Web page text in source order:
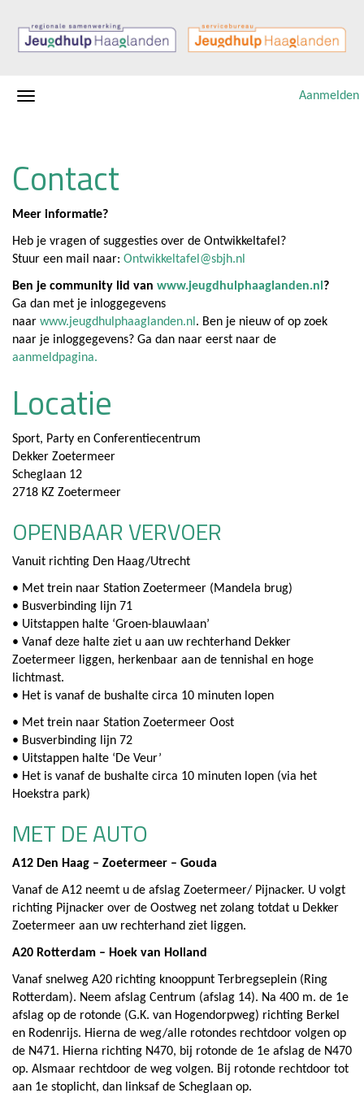
Aanmelden
Contact
Meer informatie?
Heb je vragen of suggesties over de Ontwikkeltafel?
Stuur een mail naar: Ontwikkeltafel@sbjh.nl
Ben je community lid van www.jeugdhulphaaglanden.nl?
Ga dan met je inloggegevens
naar www.jeugdhulphaaglanden.nl. Ben je nieuw of op zoek
naar je inloggegevens? Ga dan naar eerst naar de
aanmeldpagina.
Locatie
Sport, Party en Conferentiecentrum
Dekker Zoetermeer
Scheglaan 12
2718 KZ Zoetermeer
OPENBAAR VERVOER
Vanuit richting Den Haag/Utrecht
• Met trein naar Station Zoetermeer (Mandela brug)
• Busverbinding lijn 71
• Uitstappen halte ‘Groen-blauwlaan’
• Vanaf deze halte ziet u aan uw rechterhand Dekker
Zoetermeer liggen, herkenbaar aan de tennishal en hoge
lichtmast.
• Het is vanaf de bushalte circa 10 minuten lopen
• Met trein naar Station Zoetermeer Oost
• Busverbinding lijn 72
• Uitstappen halte ‘De Veur’
• Het is vanaf de bushalte circa 10 minuten lopen (via het
Hoekstra park)
MET DE AUTO
A12 Den Haag – Zoetermeer – Gouda
Vanaf de A12 neemt u de afslag Zoetermeer/ Pijnacker. U volgt
richting Pijnacker over de Oostweg net zolang totdat u Dekker
Zoetermeer aan uw rechterhand ziet liggen.
A20 Rotterdam – Hoek van Holland
Vanaf snelweg A20 richting knooppunt Terbregseplein (Ring
Rotterdam). Neem afslag Centrum (afslag 14). Na 400 m. de 1e
afslag op de rotonde (G.K. van Hogendorpweg) richting Berkel
en Rodenrijs. Hierna de weg/alle rotondes rechtdoor volgen op
de N471. Hierna richting N470, bij rotonde de 1e afslag de N470
op. Alsmaar rechtdoor de weg volgen. Bij rotonde rechtdoor tot
aan 1e stoplicht, dan linksaf de Scheglaan op.